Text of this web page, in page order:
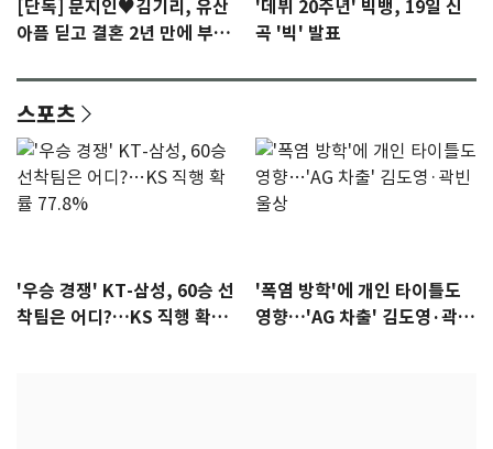
[단독] 문지인♥김기리, 유산
아픔 딛고 결혼 2년 만에 부모
'데뷔 20주년' 빅뱅, 19일 신
곡 '빅' 발표
스포츠
'우승 경쟁' KT-삼성, 60승 선
착팀은 어디?…KS 직행 확률
'폭염 방학'에 개인 타이틀도
영향…'AG 차출' 김도영·곽빈